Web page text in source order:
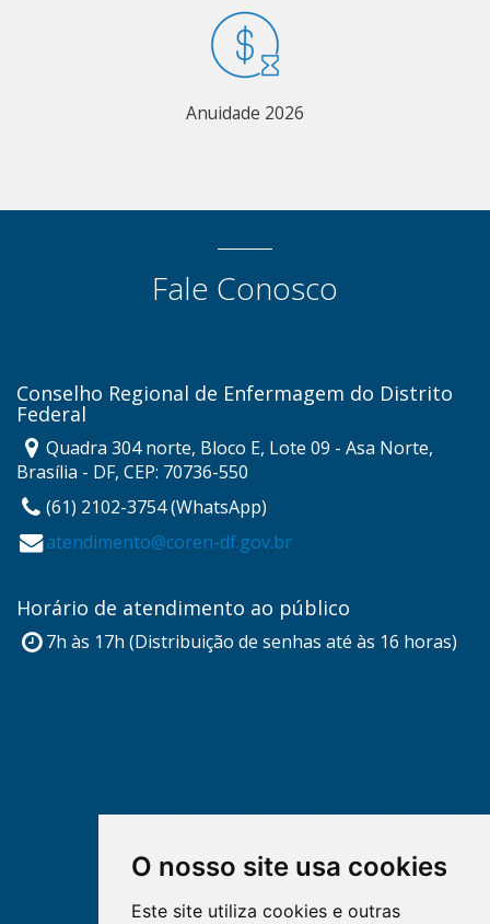
O nosso site usa cookies
Este site utiliza cookies e outras
Anuidade 2026
Fale Conosco
Conselho Regional de Enfermagem do Distrito
Federal
Quadra 304 norte, Bloco E, Lote 09 - Asa Norte,
Brasília - DF, CEP: 70736-550
(61) 2102-3754 (WhatsApp)
atendimento@coren-df.gov.br
Horário de atendimento ao público
7h às 17h (Distribuição de senhas até às 16 horas)